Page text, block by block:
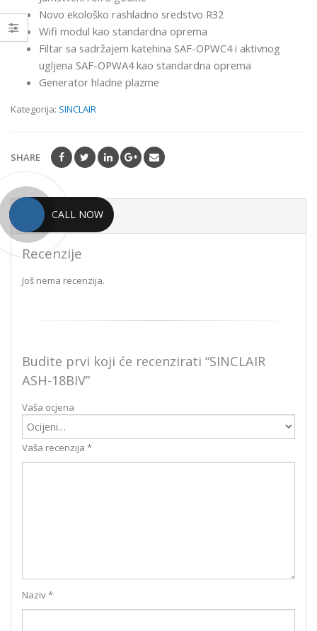
Novo ekološko rashladno sredstvo R32
Wifi modul kao standardna oprema
Filtar sa sadržajem katehina SAF-OPWC4 i aktivnog
ugljena SAF-OPWA4 kao standardna oprema
Generator hladne plazme
Kategorija: SINCLAIR
SHARE
Recenzije (0)
Recenzije
Još nema recenzija.
Budite prvi koji će recenzirati “SINCLAIR
ASH-18BIV”
Vaša ocjena
Vaša recenzija *
Naziv*
CALL NOW